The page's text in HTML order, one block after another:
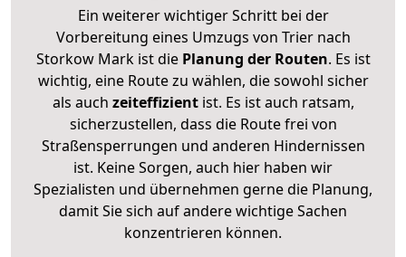
Ein weiterer wichtiger Schritt bei der
Vorbereitung eines Umzugs von Trier nach
Storkow Mark ist diePlanung der Routen. Es ist
wichtig, eine Route zu wählen, die sowohl sicher
als auch zeiteffizientist. Es ist auch ratsam,
sicherzustellen, dass die Route frei von
Straßensperrungen und anderen Hindernissen
ist. Keine Sorgen, auch hier haben wir
Spezialisten und übernehmen gerne die Planung,
damit Sie sich auf andere wichtige Sachen
konzentrieren können.